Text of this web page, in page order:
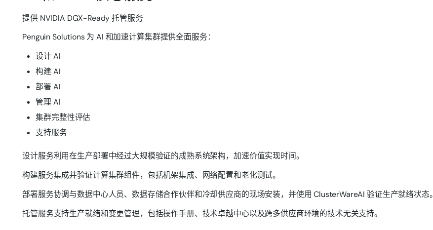
提供 NVIDIA DGX-Ready 托管服务
Penguin Solutions 为 AI 和加速计算集群提供全面服务：
设计 AI
构建 AI
部署 AI
管理 AI
集群完整性评估
支持服务
设计服务利用在生产部署中经过大规模验证的成熟系统架构，加速价值实现时间。
构建服务集成并验证计算集群组件，包括机架集成、网络配置和老化测试。
部署服务协调与数据中心人员、数据存储合作伙伴和冷却供应商的现场安装，并使用 ClusterWareAI 验证生产就绪状态。
托管服务支持生产就绪和变更管理，包括操作手册、技术卓越中心以及跨多供应商环境的技术无关支持。